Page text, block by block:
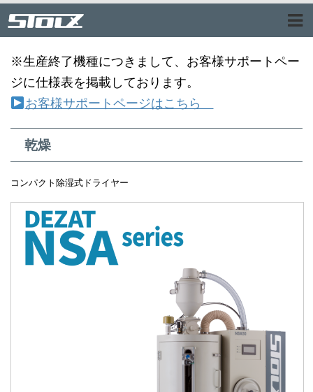
※生産終了機種につきまして、お客様サポートペー
ジに仕様表を掲載しております。
お客様サポートページはこちら
乾燥
コンパクト除湿式ドライヤー